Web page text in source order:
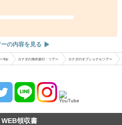
の内容を見る
Top カナダの海外旅行・ツアー カナダのオプショナルツアー
WEB領収書